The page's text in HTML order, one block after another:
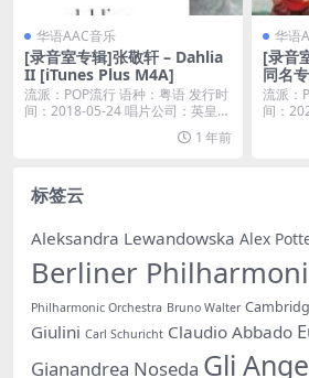
华语AAC音乐
[录音室专辑]张敬轩 – Dahlia
II [iTunes Plus M4A]
流派：POP流行 语种：粤语 发行时
间：2018-05-24 唱片公司：英皇唱
1 年前
华语
[录音
同名
流派：
间：
标签云
Aleksandra Lewandowska Alex
Berliner
Philharmonic Orchestra Bruno Walter
Giulini Carl Schuricht Claudio Abbado
Gianandrea Noseda Gli